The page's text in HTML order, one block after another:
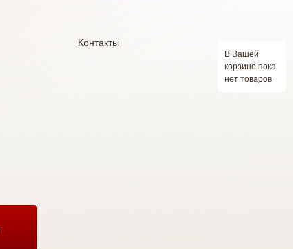
Контакты
В Вашей
корзине пока
нет товаров